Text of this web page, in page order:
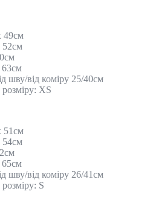
49см
52см
63см
шву/від коміру 25/40см
розміру: XS
51см
54см
65см
шву/від коміру 26/41см
розміру: S